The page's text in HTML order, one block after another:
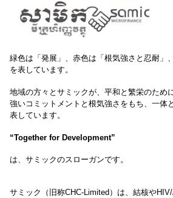
緑色は「発展」、赤色は「根気強さと忍耐」
を表しています。
地域の方々とサミックが、平和と繁栄のために
強いコミットメントと根気強さをもち、一体
表しています。
“Together for Development”
は、サミックのスローガンです。
サミック（旧称CHC-Limited）は、結核や